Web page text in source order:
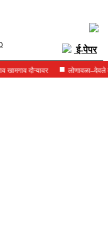
ई-पेपर
लोणावळा–देवले मार्गावर